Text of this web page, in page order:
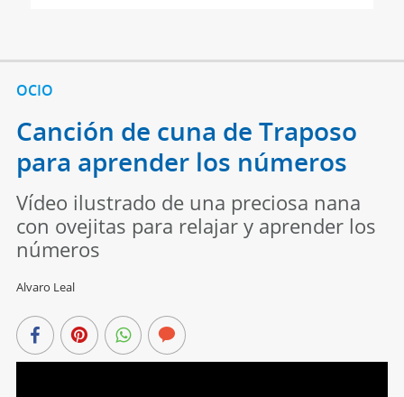
OCIO
Canción de cuna de Traposo
para aprender los números
Vídeo ilustrado de una preciosa nana
con ovejitas para relajar y aprender los
números
Alvaro Leal